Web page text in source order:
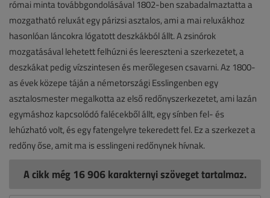
római minta továbbgondolásával 1802-ben szabadalmaztatta a
mozgatható reluxát egy párizsi asztalos, ami a mai reluxákhoz
hasonlóan láncokra lógatott deszkákból állt. A zsinórok
mozgatásával lehetett felhúzni és leereszteni a szerkezetet, a
deszkákat pedig vízszintesen és merőlegesen csavarni. Az 1800-
as évek közepe táján a németországi Esslingenben egy
asztalosmester megalkotta az első redőnyszerkezetet, ami lazán
egymáshoz kapcsolódó falécekből állt, egy sínben fel- és
lehúzható volt, és egy fatengelyre tekeredett fel. Ez a szerkezet a
redőny őse, amit ma is esslingeni redőnynek hívnak.
A cikk még 16 906 karakternyi szöveget tartalmaz.